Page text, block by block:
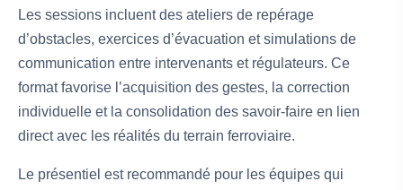
Les sessions incluent des ateliers de repérage
d’obstacles, exercices d’évacuation et simulations de
communication entre intervenants et régulateurs. Ce
format favorise l’acquisition des gestes, la correction
individuelle et la consolidation des savoir-faire en lien
direct avec les réalités du terrain ferroviaire.
Le présentiel est recommandé pour les équipes qui